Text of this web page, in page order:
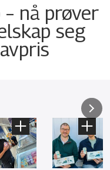
nå prøver
seg